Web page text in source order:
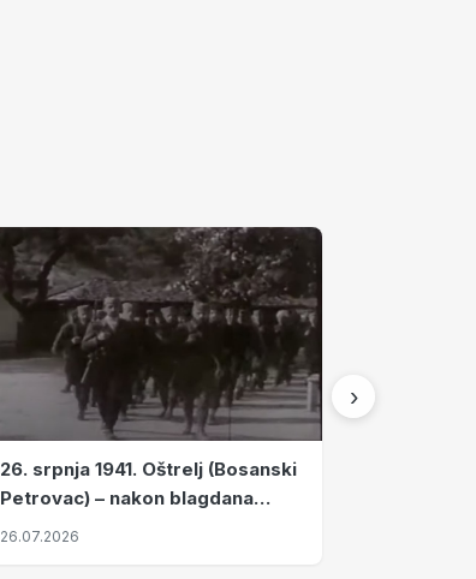
26. srpnja 1941. Oštrelj (Bosanski
Petrovac) – nakon blagdana
Svete Ane izvršen napad srpskih
26.07.2026
›